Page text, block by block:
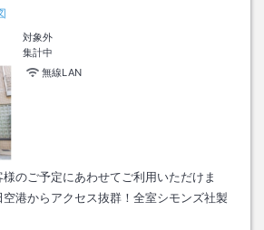
対象外
集計中
無線LAN
のご予定にあわせてご利用いただけま
港からアクセス抜群！全室シモンズ社製